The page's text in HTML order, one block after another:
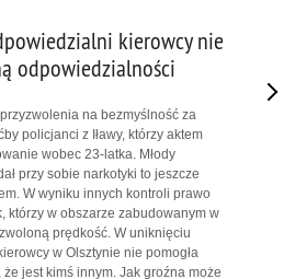
kierowcy nie
odpowiedzialności
na bezmyślność za
policjanci z Iławy, którzy aktem
wobec 23-latka. Młody
przy sobie narkotyki to jeszcze
W wyniku innych kontroli prawo
którzy w obszarze zabudowanym w
prędkość. W uniknięciu
w Olsztynie nie pomogła
jest kimś innym. Jak groźna może